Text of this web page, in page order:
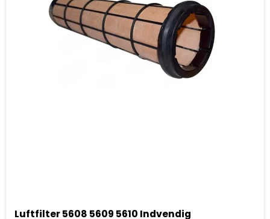
Luftfilter 5608 5609 5610 Indvendig